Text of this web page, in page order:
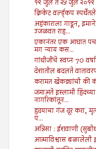
१९ जुलै ते २५ जुलै २०१९
क्रिकेट वर्ल्ड्कप
अहंकाराला गाडून,
उजळवत राह...
एकानंतर एक आघात
मग न्याय कस...
गांधीजींचे स्वप्न 70
देशातील बदलते
करामत खेकड्यांची की
जमाअते इस्लामी
नागरिकांतून...
हृदयाचा गंज दूर करा,
प...
अन्निसा : ईशवाणी
आत्माविश्वास बळालेली